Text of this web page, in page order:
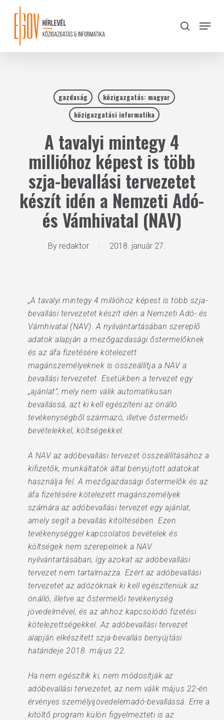
content
search
Menu
gazdaság
közigazgatás: magyar
közigazgatási informatika
A tavalyi mintegy 4
millióhoz képest is több
szja-bevallási tervezetet
készít idén a Nemzeti Adó-
és Vámhivatal (NAV)
By redaktor 2018. január 27.
„A tavalyi mintegy 4 millióhoz képest is több szja-
bevallási tervezetet készít idén a Nemzeti Adó- és
Vámhivatal (NAV). A nyilvántartásában szereplő
adatok alapján a mezőgazdasági őstermelőknek
és az áfa fizetésére kötelezett
magánszemélyeknek is összeállítja a NAV a
bevallási tervezetet. Esetükben a tervezet egy
„ajánlat”, mely nem válik automatikusan
bevallássá, azt ki kell egészíteni az önálló
tevékenységből származó, illetve őstermelői
bevételekkel, költségekkel.
A NAV az adóbevallási tervezet összeállításához a
kifizetők, munkáltatók által benyújtott adatokat
használja fel. A mezőgazdasági őstermelők és az
áfa fizetésére kötelezett magánszemélyek
számára az adóbevallási tervezet egy ajánlat,
amely segít a bevallás kitöltésében. Ezen
tevékenységgel kapcsolatos bevételek és
költségek nem szerepelnek a NAV
nyilvántartásában, így azokat az adóbevallási
tervezet nem tartalmazza. Ezért az adóbevallási
tervezetet az adózóknak ki kell egészíteniük az
önálló, illetve az őstermelői tevékenység
jövedelmével, és az ahhoz kapcsolódó fizetési
kötelezettségekkel. Az adóbevallási tervezet
alapján elkészített szja-bevallás benyújtási
határideje 2018. május 22.
Ha nem egészítik ki, nem módosítják az
adóbevallási tervezetet, az nem válik május 22-én
érvényes személyijövedelemadó-bevallássá. Erre a
kitöltő program külön figyelmezteti is az
Close